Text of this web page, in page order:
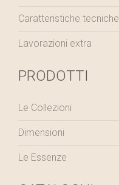
Caratteristiche tecniche
Lavorazioni extra
PRODOTTI
Le Collezioni
Dimensioni
Le Essenze